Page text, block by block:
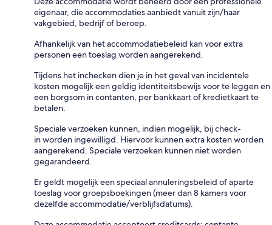
eigenaar, die accommodaties aanbiedt vanuit zijn/haar
vakgebied, bedrijf of beroep.
Afhankelijk van het accommodatiebeleid kan voor extra
personen een toeslag worden aangerekend.
Tijdens het inchecken dien je in het geval van incidentele
kosten mogelijk een geldig identiteitsbewijs voor te leggen en
een borgsom in contanten, per bankkaart of kredietkaart te
betalen.
Speciale verzoeken kunnen, indien mogelijk, bij check-
in worden ingewilligd. Hiervoor kunnen extra kosten worden
aangerekend. Speciale verzoeken kunnen niet worden
gegarandeerd.
Er geldt mogelijk een speciaal annuleringsbeleid of aparte
toeslag voor groepsboekingen (meer dan 8 kamers voor
dezelfde accommodatie/verblijfsdatums).